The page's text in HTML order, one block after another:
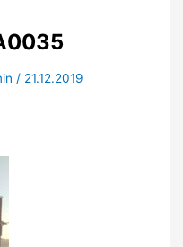
/ 21.12.2019